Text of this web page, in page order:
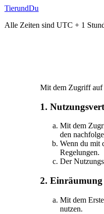
TierundDu
Alle Zeiten sind UTC + 1
Mit dem Zugriff auf
1.
Mit dem
den
Wenn du mit
Regelungen.
Der
2. Einräumung
Mit dem
nutzen.